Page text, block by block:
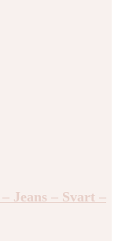
Jeans – Svart –